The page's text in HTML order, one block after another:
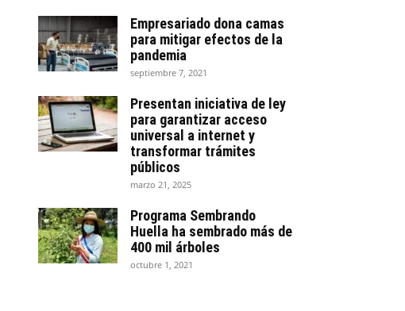
Empresariado dona camas
para mitigar efectos de la
pandemia
septiembre 7, 2021
Presentan iniciativa de ley
para garantizar acceso
universal a internet y
transformar trámites
públicos
marzo 21, 2025
Programa Sembrando
Huella ha sembrado más de
400 mil árboles
octubre 1, 2021